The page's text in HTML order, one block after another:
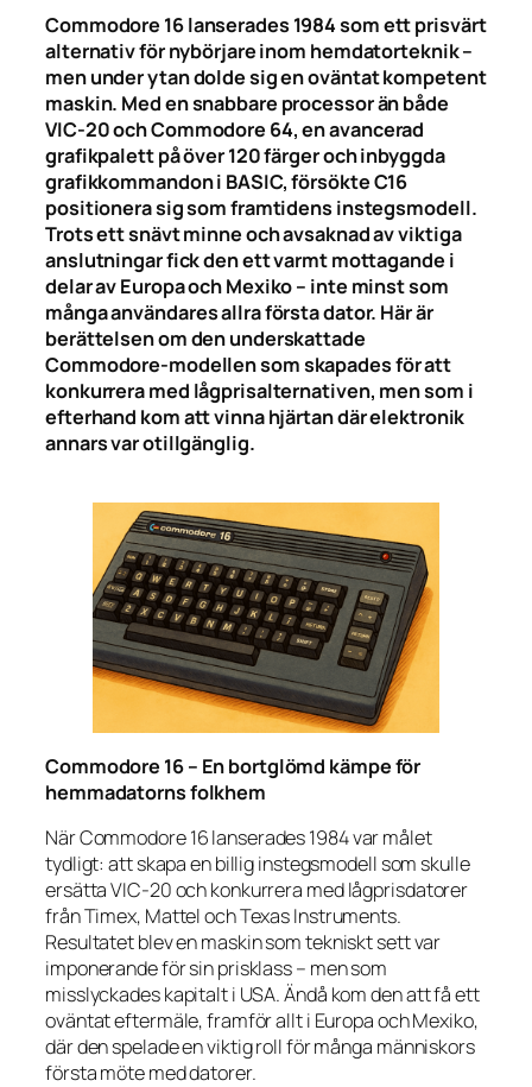
Commodore 16 lanserades 1984 som ett prisvärt
alternativ för nybörjare inom hemdatorteknik –
men under ytan dolde sig en oväntat kompetent
maskin. Med en snabbare processor än både
VIC-20 och Commodore 64, en avancerad
grafikpalett på över 120 färger och inbyggda
grafikkommandon i BASIC, försökte C16
positionera sig som framtidens instegsmodell.
Trots ett snävt minne och avsaknad av viktiga
anslutningar fick den ett varmt mottagande i
delar av Europa och Mexiko – inte minst som
många användares allra första dator. Här är
berättelsen om den underskattade
Commodore-modellen som skapades för att
konkurrera med lågprisalternativen, men som i
efterhand kom att vinna hjärtan där elektronik
annars var otillgänglig.
Commodore 16 – En bortglömd kämpe för
hemmadatorns folkhem
När Commodore 16 lanserades 1984 var målet
tydligt: att skapa en billig instegsmodell som skulle
ersätta VIC-20 och konkurrera med lågprisdatorer
från Timex, Mattel och Texas Instruments.
Resultatet blev en maskin som tekniskt sett var
imponerande för sin prisklass – men som
misslyckades kapitalt i USA. Ändå kom den att få ett
oväntat eftermäle, framför allt i Europa och Mexiko,
där den spelade en viktig roll för många människors
första möte med datorer.